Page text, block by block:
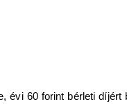
60 forint bérleti díjért